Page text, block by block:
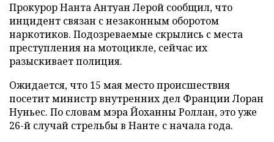
Прокурор Нанта Антуан Лерой сообщил, что
инцидент связан с незаконным оборотом
наркотиков. Подозреваемые скрылись с места
преступления на мотоцикле, сейчас их
разыскивает полиция.
Ожидается, что 15 мая место происшествия
посетит министр внутренних дел Франции Лоран
Нуньес. По словам мэра Йоханны Роллан, это уже
26-й случай стрельбы в Нанте с начала года.